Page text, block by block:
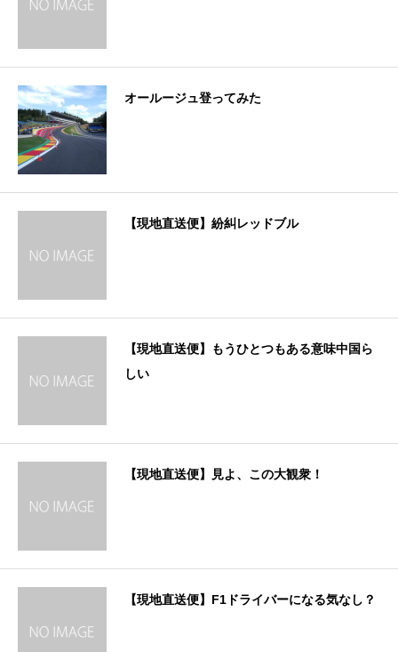
オールージュ登ってみた
【現地直送便】紛糾レッドブル
【現地直送便】もうひとつもある意味中国ら
しい
【現地直送便】見よ、この大観衆！
【現地直送便】F1ドライバーになる気なし？